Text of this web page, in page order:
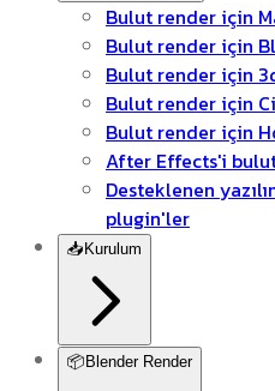
Bulut render için
Bulut render için
Bulut render için
Bulut render için
Bulut render için
After Effects'i
Desteklenen
plugin'ler
📥 Kurulum
📦 Blender Render